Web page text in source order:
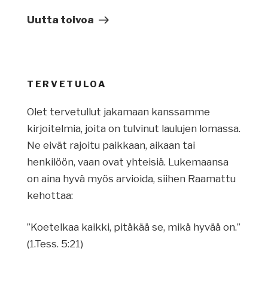
artikkeli
Uutta toivoa
TERVETULOA
Olet tervetullut jakamaan kanssamme
kirjoitelmia, joita on tulvinut laulujen lomassa.
Ne eivät rajoitu paikkaan, aikaan tai
henkilöön, vaan ovat yhteisiä. Lukemaansa
on aina hyvä myös arvioida, siihen Raamattu
kehottaa:
”Koetelkaa kaikki, pitäkää se, mikä hyvää on.”
(1.Tess. 5:21)